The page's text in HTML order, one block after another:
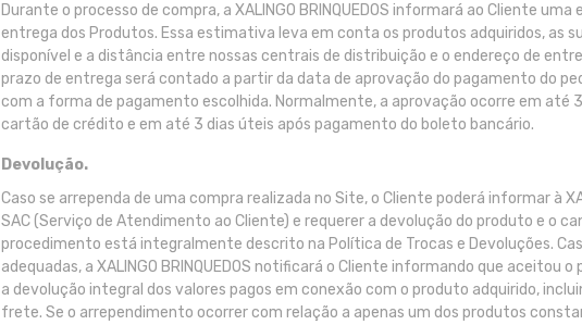
Durante o processo de compra, a XALINGO BRINQUEDOS informará ao Cliente
entrega dos Produtos. Essa estimativa leva em conta os produtos adquiridos, as
disponível e a distância entre nossas centrais de distribuição e o endereço de
prazo de entrega será contado a partir da data de aprovação do pagamento do
com a forma de pagamento escolhida. Normalmente, a aprovação ocorre em até
cartão de crédito e em até 3 dias úteis após pagamento do boleto bancário.
Devolução.
Caso se arrependa de uma compra realizada no Site, o Cliente poderá informar à
SAC (Serviço de Atendimento ao Cliente) e requerer a devolução do produto e o
procedimento está integralmente descrito na Política de Trocas e Devoluções.
adequadas, a XALINGO BRINQUEDOS notificará o Cliente informando que aceitou
a devolução integral dos valores pagos em conexão com o produto adquirido,
frete. Se o arrependimento ocorrer com relação a apenas um dos produtos